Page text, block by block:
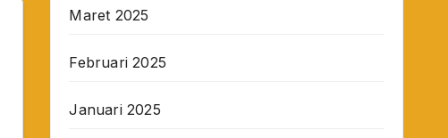
Maret 2025
Februari 2025
Januari 2025